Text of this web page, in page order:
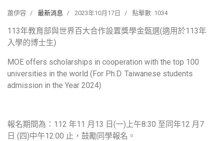
蕭伊容 最新消息 2023年10月17日 點擊數: 1034
113年教育部與世界百大合作設置獎學金甄選(適用於113年
入學的博士生)
MOE offers scholarships in cooperation with the top 100
universities in the world (For Ph.D. Taiwanese students
admission in the Year 2024)
報名期間為：112 年11 月13 日(一)上午8:30 至同年12 月7
日 (四)中午12:00 止，鼓勵同學報名。